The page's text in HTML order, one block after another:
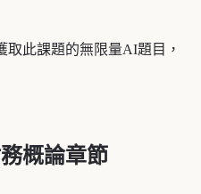
此課題的無限量AI題目，
概論章節